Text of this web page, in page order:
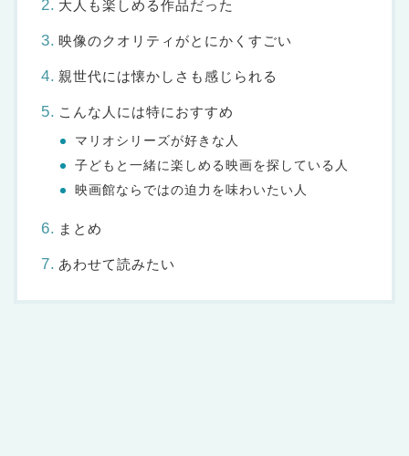
大人も楽しめる作品だった
映像のクオリティがとにかくすごい
親世代には懐かしさも感じられる
こんな人には特におすすめ
マリオシリーズが好きな人
子どもと一緒に楽しめる映画を探している人
映画館ならではの迫力を味わいたい人
まとめ
あわせて読みたい